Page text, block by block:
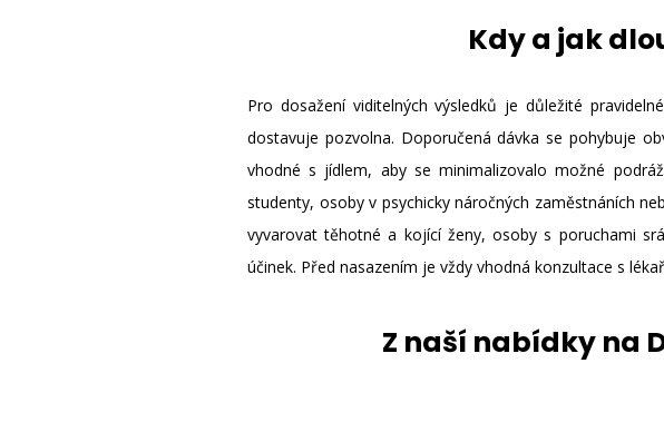
Kdy a jak
Pro dosažení viditelných výsledků je důležité
dostavuje pozvolna. Doporučená dávka se pohybuje
vhodné s jídlem, aby se minimalizovalo možné
studenty, osoby v psychicky náročných zaměstnáních
vyvarovat těhotné a kojící ženy, osoby s poruchami
účinek. Před nasazením je vždy vhodná konzultace s
Z naší nabídky na